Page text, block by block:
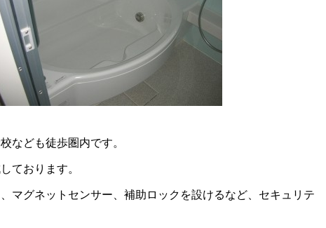
なども徒歩圏内です。
ております。
マグネットセンサー、補助ロックを設けるなど、セキュリテ